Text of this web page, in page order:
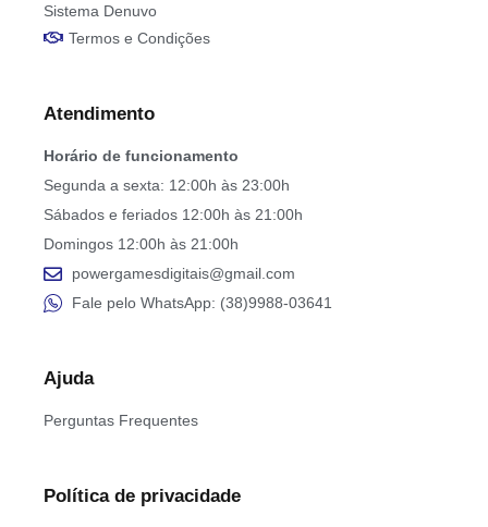
Sistema Denuvo
Termos e Condições
Atendimento
Horário de funcionamento
Segunda a sexta: 12:00h às 23:00h
Sábados e feriados 12:00h às 21:00h
Domingos 12:00h às 21:00h
powergamesdigitais@gmail.com
Fale pelo WhatsApp: (38)9988-03641
Ajuda
Perguntas Frequentes
Política de privacidade